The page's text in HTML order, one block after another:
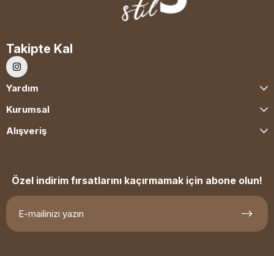
Takipte Kal
Yardım
Kurumsal
Alışveriş
Özel indirim fırsatlarını kaçırmamak için abone olun!